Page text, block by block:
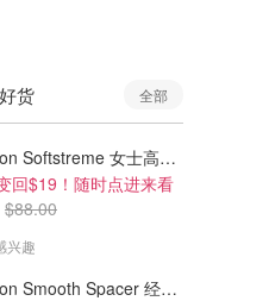
货 全部
lululemon Softstreme 女士高腰短裤 10cm
回$19！随时点进来看
$88.00
兴趣
lululemon Smooth Spacer 经典卫衣